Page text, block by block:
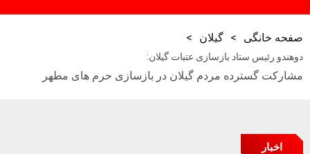
صفحه خانگی > گیلان >
دوهندو رئیس ستاد بازسازی عتبات گیلان:
مشارکت گسترده مردم گیلان در بازسازی حرم های مطهر
اخبار